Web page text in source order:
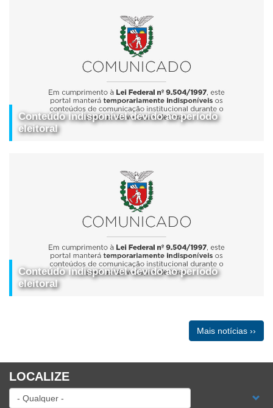
Conteúdo indisponível devido ao período
eleitoral
Conteúdo indisponível devido ao período
eleitoral
Mais notícias ››
LOCALIZE